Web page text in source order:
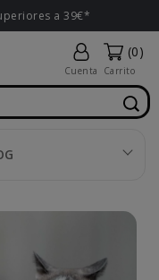
a 39€*
Cuenta
(0)
Carrito